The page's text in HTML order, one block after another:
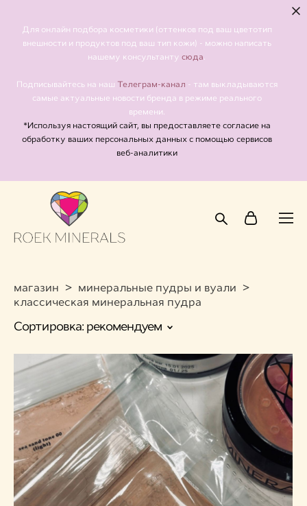
Для онлайн подбора косметики (оттенков под ваш цветотип
внешности и продуктов под ваш тип кожи) - можно написать
нашему консультанту сюда.
Подписывайтесь на наш Телеграм-канал - там выкладываются
самые актуальные новости бренда в режиме реального
времени.
*Используя настоящий сайт, вы предоставляете согласие на
обработку ваших персональных данных с помощью сервисов
веб-аналитики
магазин > минеральные пудры и вуали >
классическая минеральная пудра
Сортировка: рекомендуем